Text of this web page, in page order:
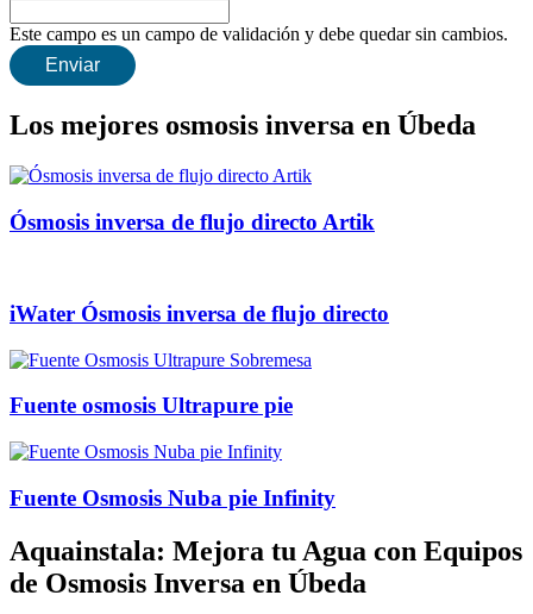
Este campo es un campo de validación y debe quedar sin cambios.
Los mejores osmosis inversa en Úbeda
Ósmosis inversa de flujo directo Artik
iWater Ósmosis inversa de flujo directo
Fuente osmosis Ultrapure pie
Fuente Osmosis Nuba pie Infinity
Aquainstala: Mejora tu Agua con Equipos
de Osmosis Inversa en Úbeda